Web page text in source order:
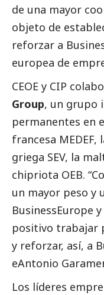
de una mayor
objeto de
reforzar a
europea de
CEOE y CIP
Group, un grupo
permanentes en
francesa
griega SEV, la
chipriota OEB.
un mayor peso y
BusinessEurope
positivo trabajar
y reforzar, así, a
eAntonio
Los líderes